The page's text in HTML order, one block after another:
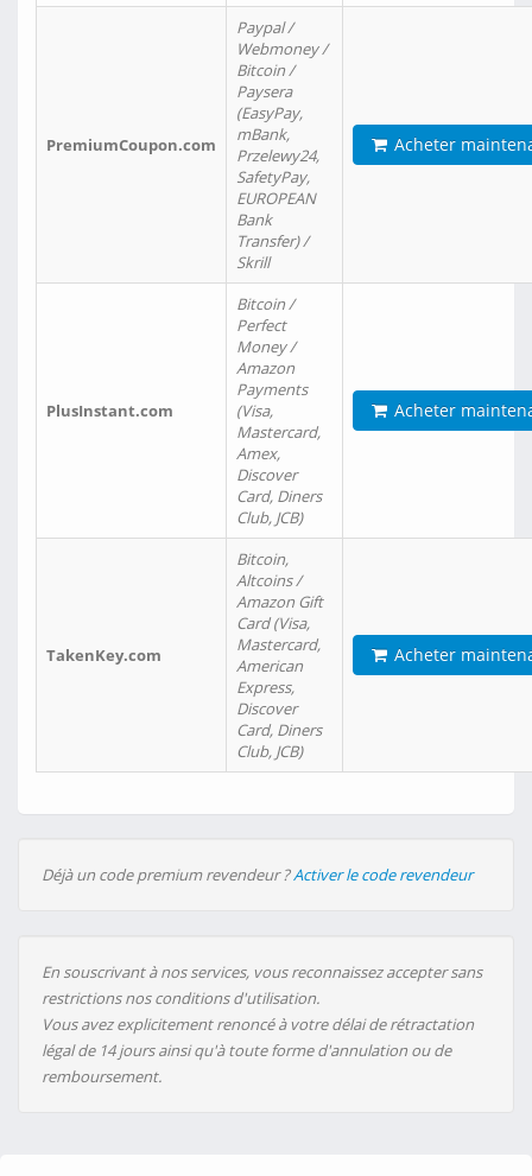
PremiumCoupon.com
Paypal /
Webmoney /
Bitcoin /
Paysera
(EasyPay,
mBank,
Przelewy24,
SafetyPay,
EUROPEAN
Bank
Transfer) /
Skrill
Acheter
PlusInstant.com
Bitcoin /
Perfect
Money /
Amazon
Payments
(Visa,
Mastercard,
Amex,
Discover
Card, Diners
Club, JCB)
Acheter
TakenKey.com
Bitcoin,
Altcoins /
Amazon Gift
Card (Visa,
Mastercard,
American
Express,
Discover
Card, Diners
Club, JCB)
Acheter
Déjà un code premium revendeur ?Activer le code revendeur
En souscrivant à nos services, vous reconnaissez accepter sans
restrictions nos conditions d'utilisation.
Vous avez explicitement renoncé à votre délai de rétractation
légal de 14 jours ainsi qu'à toute forme d'annulation ou de
remboursement.